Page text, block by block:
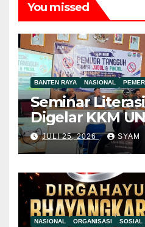
You missed
BANTEN RAYA NASIONAL
Seminar
Digelar KKM
Pemdes Mekar
Pemuda Diajak
KKM UNIBA
JULI 25, 2026 SYAM
NASIONAL ORGANISASI SOSIAL